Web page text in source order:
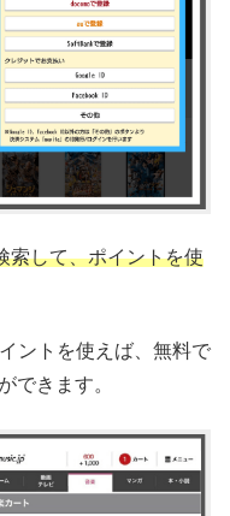
索して、ポイントを使
ントを使えば、無料で
できます。